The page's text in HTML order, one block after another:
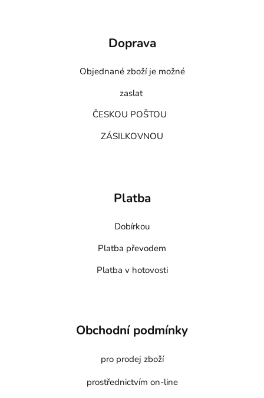
Doprava
Objednané zboží je možné
zaslat
ČESKOU POŠTOU
ZÁSILKOVNOU
Platba
Dobírkou
Platba převodem
Platba v hotovosti
Obchodní podmínky
pro prodej zboží
prostřednictvím on-line